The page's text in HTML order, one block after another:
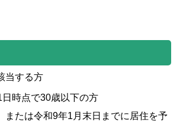
当する方
時点で30歳以下の方
または令和9年1月末日までに居住を予